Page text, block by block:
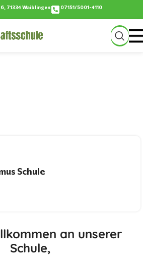
71334 Waiblingen 07151/5001-4110
Schule
an unserer
Schule,